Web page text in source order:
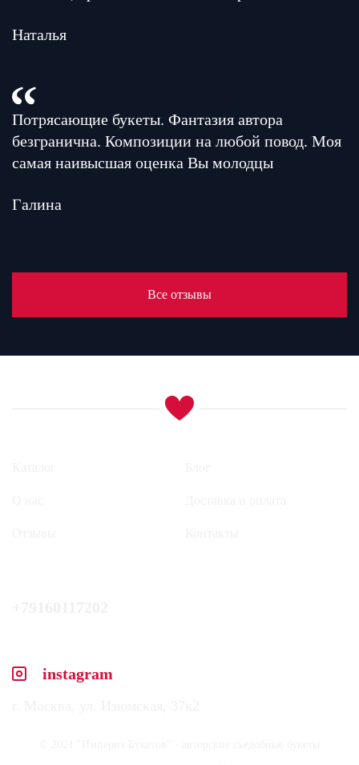
Наталья
Потрясающие букеты. Фантазия автора
безгранична. Композиции на любой повод. Моя
самая наивысшая оценка Вы молодцы
Галина
Все отзывы
instagram